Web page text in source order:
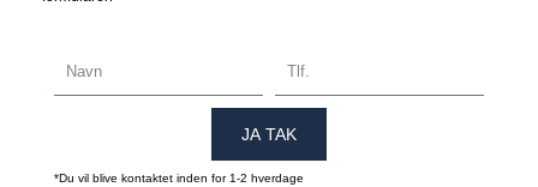
NAVN TLF.
JA TAK
*Du vil blive kontaktet inden for 1-2 hverdage